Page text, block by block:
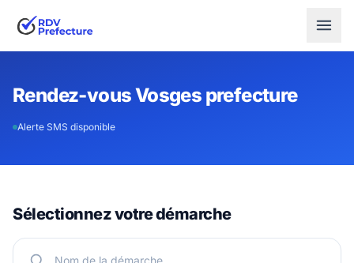
Rendez-vous Vosges prefecture
Alerte SMS disponible
Sélectionnez votre démarche